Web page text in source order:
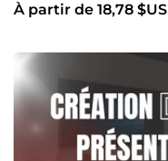
À partir de 18,78 $US